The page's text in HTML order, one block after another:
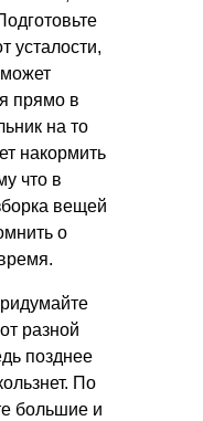
усталости,
прямо в
на то
накормить
что в
вещей
о
разной
позднее
По
большие и